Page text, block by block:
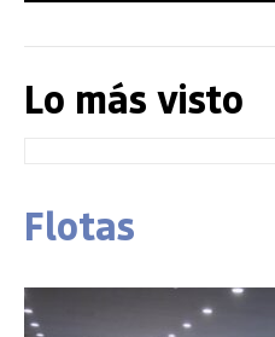
Lo más visto
Flotas